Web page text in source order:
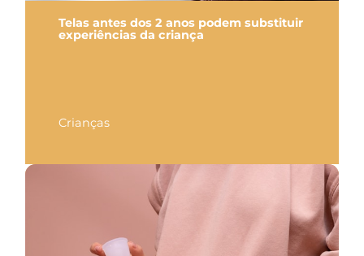
Telas antes dos 2 anos podem substituir
experiências da criança
Crianças